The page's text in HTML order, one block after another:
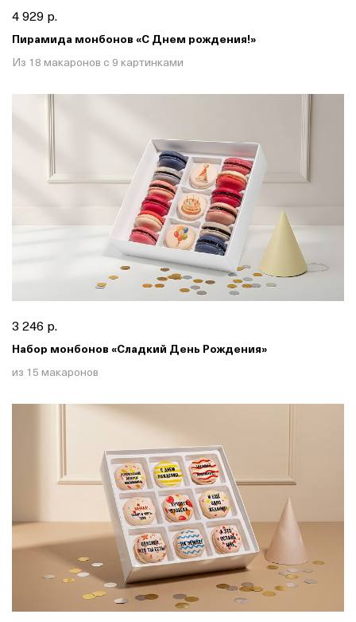
4 929 р.
Пирамида монбонов «С Днем рождения!»
Из 18 макаронов с 9 картинками
3 246 р.
Набор монбонов «Сладкий День Рождения»
из 15 макаронов